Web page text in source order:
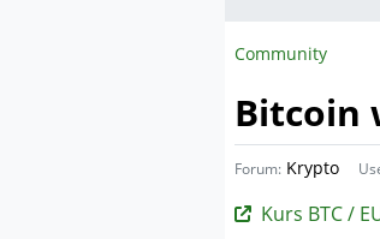
Community
Bitcoin
Forum: Krypto
Kurs BTC /